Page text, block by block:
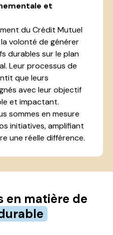
et
du Crédit Mutuel
volonté de générer
durables sur le plan
Leur processus de
que leurs
avec leur objectif
et impactant.
sommes en mesure
initiatives, amplifiant
une réelle différence.
en matière de